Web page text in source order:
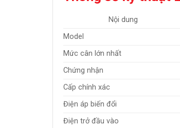
Nội dung
Model
Mức cân lớn nhất
Chứng nhận
Cấp chính xác
Điện áp biến đổi
Điện trở đầu vào